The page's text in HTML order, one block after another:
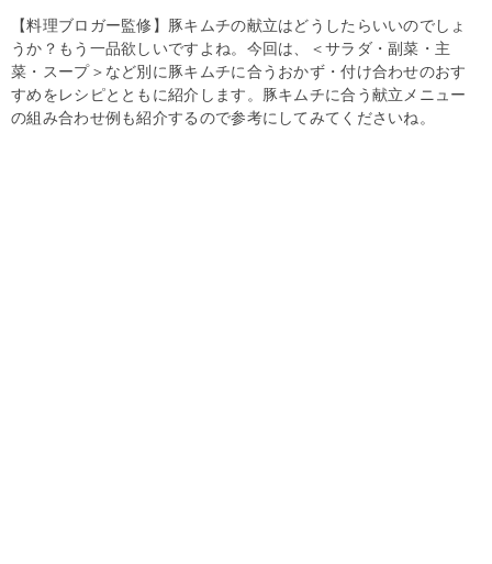
【料理ブロガー監修】豚キムチの献立はどうしたらいいのでしょ
うか？もう一品欲しいですよね。今回は、＜サラダ・副菜・主
菜・スープ＞など別に豚キムチに合うおかず・付け合わせのおす
すめをレシピとともに紹介します。豚キムチに合う献立メニュー
の組み合わせ例も紹介するので参考にしてみてくださいね。